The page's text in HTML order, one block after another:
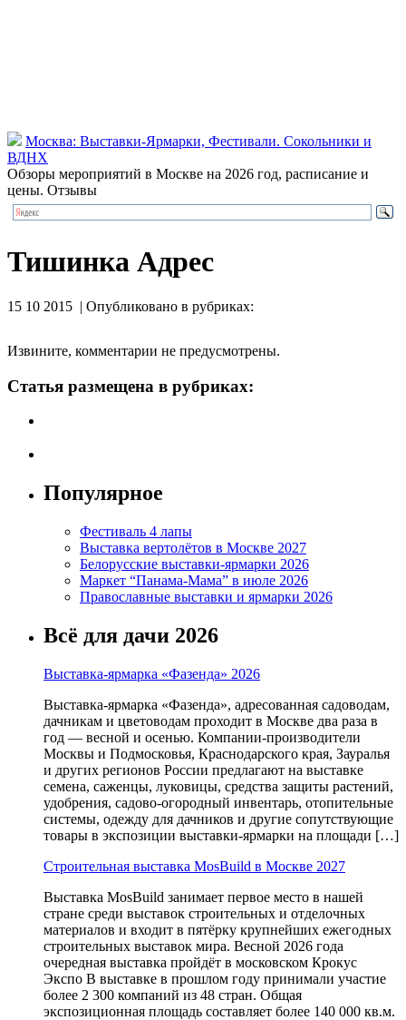
Москва: Выставки-Ярмарки, Фестивали. Сокольники и
ВДНХ
Обзоры мероприятий в Москве на 2026 год, расписание и
цены. Отзывы
Тишинка Адрес
15 10 2015 | Опубликовано в рубриках:
Извините, комментарии не предусмотрены.
Статья размещена в рубриках:
Популярное
Фестиваль 4 лапы
Выставка вертолётов в Москве 2027
Белорусские выставки-ярмарки 2026
Маркет “Панама-Мама” в июле 2026
Православные выставки и ярмарки 2026
Всё для дачи 2026
Выставка-ярмарка «Фазенда» 2026
Выставка-ярмарка «Фазенда», адресованная садоводам,
дачникам и цветоводам проходит в Москве два раза в
год — весной и осенью. Компании-производители
Москвы и Подмосковья, Краснодарского края, Зауралья
и других регионов России предлагают на выставке
семена, саженцы, луковицы, средства защиты растений,
удобрения, садово-огородный инвентарь, отопительные
системы, одежду для дачников и другие сопутствующие
товары в экспозиции выставки-ярмарки на площади […]
Строительная выставка MosBuild в Москве 2027
Выставка MosBuild занимает первое место в нашей
стране среди выставок строительных и отделочных
материалов и входит в пятёрку крупнейших ежегодных
строительных выставок мира. Весной 2026 года
очередная выставка пройдёт в московском Крокус
Экспо В выставке в прошлом году принимали участие
более 2 300 компаний из 48 стран. Общая
экспозиционная площадь составляет более 140 000 кв.м.